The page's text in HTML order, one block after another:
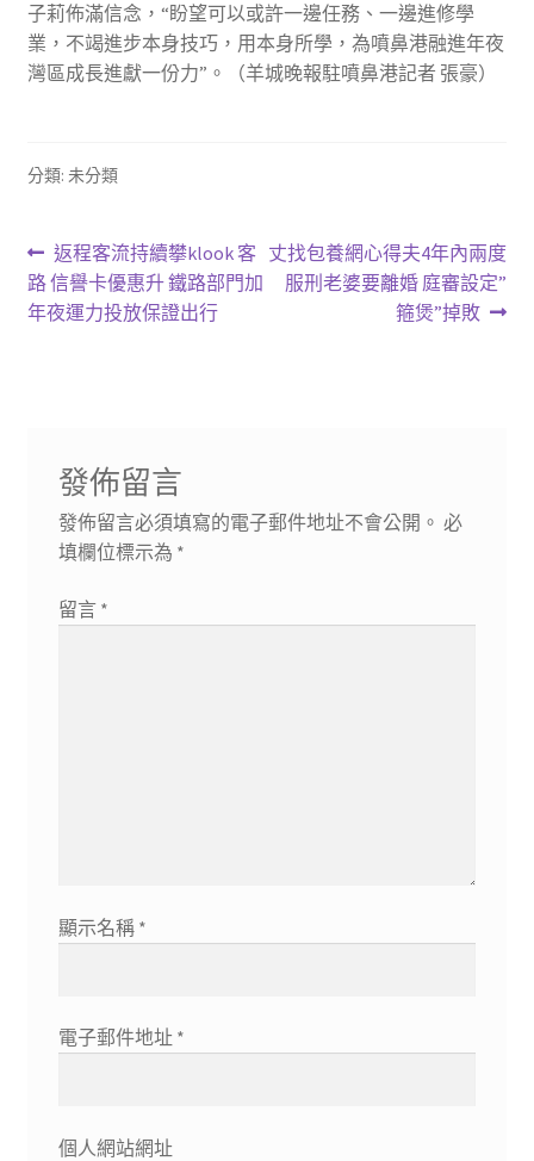
子莉佈滿信念，“盼望可以或許一邊任務、一邊進修學
業，不竭進步本身技巧，用本身所學，為噴鼻港融進年夜
灣區成長進獻一份力”。（羊城晚報駐噴鼻港記者 張豪）
分類: 未分類
文
章
上
一
篇
返程客流持續攀klook 客
路 信譽卡優惠升 鐵路部門加
年夜運力投放保證出行
下
一
丈找包養網心得夫4年內兩度
服刑老婆要離婚 庭審設定”
箍煲”掉敗
發佈留言
發佈留言必須填寫的電子郵件地址不會公開。 必
填欄位標示為 *
留言 *
顯示名稱 *
電子郵件地址 *
個人網站網址